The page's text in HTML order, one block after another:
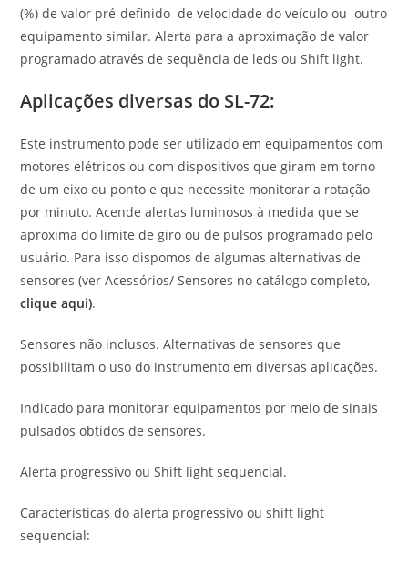
(%) de valor pré-definido de velocidade do veículo ou outro
equipamento similar. Alerta para a aproximação de valor
programado através de sequência de leds ou Shift light.
Aplicações diversas do SL-72:
Este instrumento pode ser utilizado em equipamentos com
motores elétricos ou com dispositivos que giram em torno
de um eixo ou ponto e que necessite monitorar a rotação
por minuto. Acende alertas luminosos à medida que se
aproxima do limite de giro ou de pulsos programado pelo
usuário. Para isso dispomos de algumas alternativas de
sensores (ver Acessórios/ Sensores no catálogo completo,
clique aqui).
Sensores não inclusos. Alternativas de sensores que
possibilitam o uso do instrumento em diversas aplicações.
Indicado para monitorar equipamentos por meio de sinais
pulsados obtidos de sensores.
Alerta progressivo ou Shift light sequencial.
Características do alerta progressivo ou shift light
sequencial: